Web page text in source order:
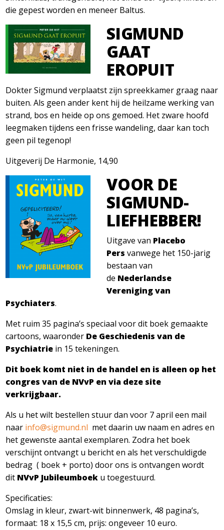
die gepest worden en meneer Baltus.
SIGMUND
GAAT
EROPUIT
Dokter Sigmund verplaatst zijn spreekkamer graag naar
buiten. Als geen ander kent hij de heilzame werking van
strand, bos en heide op ons gemoed. Het zware hoofd
leegmaken tijdens een frisse wandeling, daar kan toch
geen pil tegenop!
Uitgeverij De Harmonie, 14,90
VOOR DE
SIGMUND-
LIEFHEBBER!
Uitgave van Placebo
Pers vanwege het 150-jarig
bestaan van
de Nederlandse
Vereniging van
Psychiaters.
Met ruim 35 pagina’s speciaal voor dit boek gemaakte
cartoons, waaronder De Geschiedenis van de
Psychiatrie in 15 tekeningen.
Dit boek komt niet in de handel en is alleen op het
congres van de NVvP en via deze site
verkrijgbaar.
Als u het wilt bestellen stuur dan voor 7 april een mail
naar info@sigmund.nl met daarin uw naam en adres en
het gewenste aantal exemplaren. Zodra het boek
verschijnt ontvangt u bericht en als het verschuldigde
bedrag ( boek + porto) door ons is ontvangen wordt
dit NVvP Jubileumboek u toegestuurd.
Specificaties:
Omslag in kleur, zwart-wit binnenwerk, 48 pagina’s,
formaat: 18 x 15,5 cm, prijs: ongeveer 10 euro.